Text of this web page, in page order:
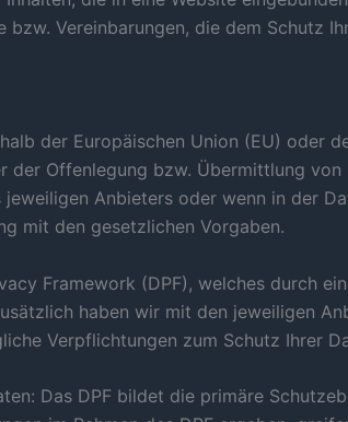
Vereinbarungen, die dem Schutz
der Europäischen Union (EU) oder
Offenlegung bzw. Übermittlung von
Anbieters oder wenn in der
mit den gesetzlichen Vorgaben.
Framework (DPF), welches durch
haben wir mit den jeweiligen
Verpflichtungen zum Schutz Ihrer
Das DPF bildet die primäre